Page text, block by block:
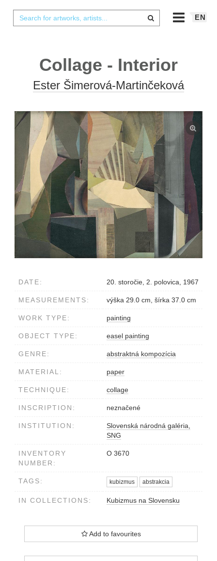
EN
Collage - Interior
Ester Šimerová-Martinčeková
DATE: 20. storočie, 2. polovica, 1967
MEASUREMENTS: výška 29.0 cm, šírka 37.0 cm
WORK TYPE: painting
OBJECT TYPE: easel painting
GENRE: abstraktná kompozícia
MATERIAL: paper
TECHNIQUE: collage
INSCRIPTION: neznačené
INSTITUTION:
Slovenská národná galéria,
SNG
INVENTORY
NUMBER:
O 3670
TAGS: kubizmus abstrakcia
IN COLLECTIONS: Kubizmus na Slovensku
Add to favourites